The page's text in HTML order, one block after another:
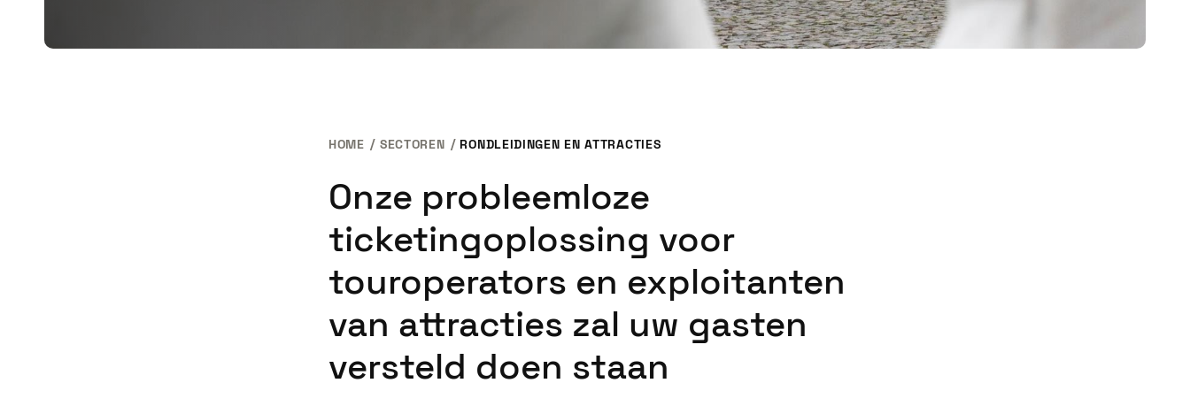
HOME SECTOREN RONDLEIDINGEN EN ATTRACTIES
Onze probleemloze
ticketingoplossing voor
touroperators en exploitanten
van attracties zal uw gasten
versteld doen staan